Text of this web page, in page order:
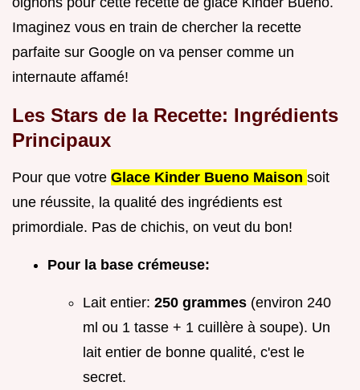
Imaginez vous en train de chercher la recette
parfaite sur Google on va penser comme un
internaute affamé!
Les Stars de la Recette: Ingrédients
Principaux
Pour que votre Glace Kinder Bueno Maison soit
une réussite, la qualité des ingrédients est
primordiale. Pas de chichis, on veut du bon!
Pour la base crémeuse:
Lait entier: 250 grammes (environ 240
ml ou 1 tasse + 1 cuillère à soupe). Un
lait entier de bonne qualité, c'est le
secret.